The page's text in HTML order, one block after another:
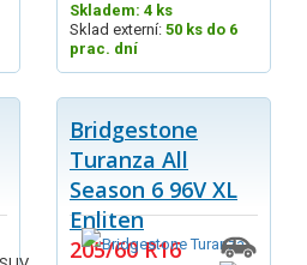
Skladem: 4 ks
Sklad externí: 50 ks do 6
prac. dní
Bridgestone
Turanza All
Season 6 96V XL
Enliten
205/60 R16